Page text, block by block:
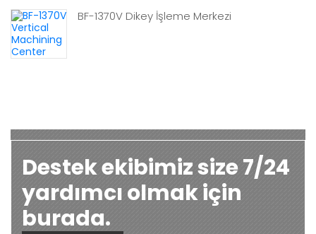
BF-1370V Dikey İşleme Merkezi
Destek ekibimiz size 7/24
yardımcı olmak için
burada.